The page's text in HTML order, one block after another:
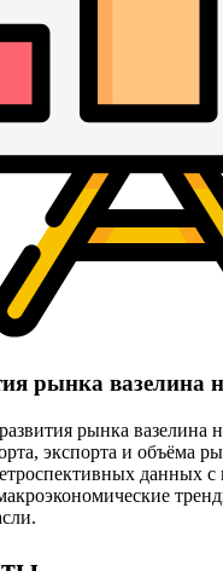
рынка вазелина
рынка вазелина
экспорта и объёма
данных с